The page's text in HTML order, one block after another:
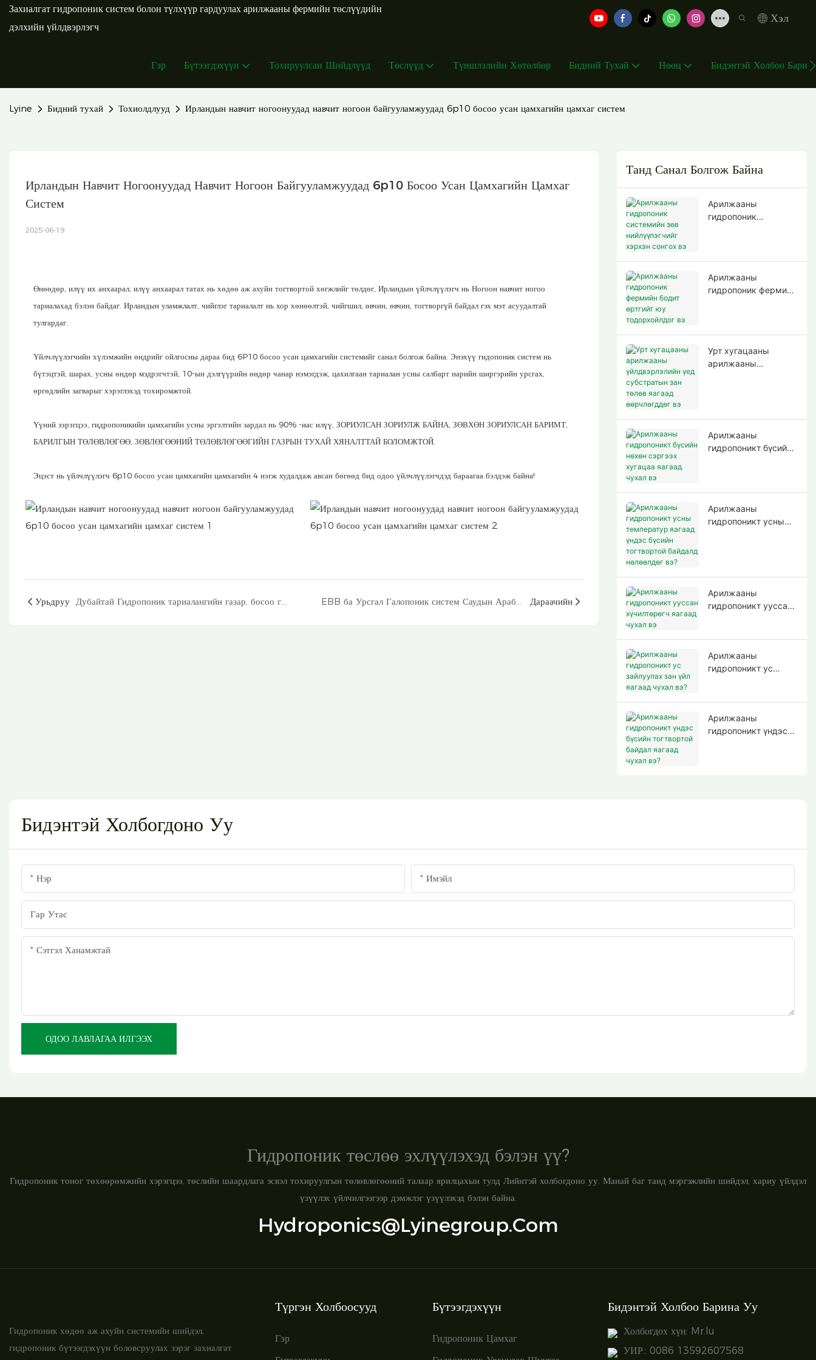
Захиалгат гидропоник систем болон түлхүүр гардуулах арилжааны фермийн төслүүдийн
дэлхийн үйлдвэрлэгч
Хэл
Гэр Бүтээгдэхүүн Тохируулсан Шийдлүүд Төслүүд Түншлэлийн Хөтөлбөр Бидний Тухай Нөөц Бидэнтэй Холбоо
Lyine Бидний тухай Тохиолдлууд Ирландын навчит ногоонуудад навчит ногоон байгууламжуудад 6p10 босоо усан цамхагийн цамхаг систем
Ирландын Навчит Ногоонуудад Навчит Ногоон Байгууламжуудад 6p10 Босоо Усан Цамхагийн Цамхаг
Систем
2025-06-19
Өнөөдөр, илүү их анхаарал, илүү анхаарал татах нь хөдөө аж ахуйн тогтвортой хөгжлийг төлдөг, Ирландын үйлчлүүлэгч нь Ногоон навчит ногоо
тариалахад бэлэн байдаг. Ирландын уламжлалт, чийглэг тариалалт нь хор хөнөөлтэй, чийгшил, өвчин, өвчин, тогтворгүй байдал гэх мэт асуудалтай
тулгардаг.
Үйлчлүүлэгчийн хүлэмжийн өндрийг ойлгосны дараа бид 6P10 босоо усан цамхагийн системийг санал болгож байна. Энэхүү гидопоник систем нь
бүтэцтэй, шарах, усны өндөр мэдрэгчтэй, 10-ын дэлгүүрийн өндөр чанар нэмэгдэж, цахилгаан тариалан усны салбарт нарийн ширгэрийн урсгах,
өргөдлийн загварыг хэрэглэхэд тохиромжтой.
Үүний зэрэгцээ, гидропоникийн цамхагийн усны эргэлтийн зардал нь 90% -иас илүү, ЗОРИУЛСАН ЗОРИУЛЖ БАЙНА, ЗӨВХӨН ЗОРИУЛСАН БАРИМТ,
БАРИЛГЫН ТӨЛӨВЛӨГӨӨ, ЗӨВЛӨГӨӨНИЙ ТӨЛӨВЛӨГӨӨГИЙН ГАЗРЫН ТУХАЙ ХЯНАЛТТАЙ БОЛОМЖТОЙ.
Эцэст нь үйлчлүүлэгч 6p10 босоо усан цамхагийн цамхагийн 4 нэгж худалдаж авсан бөгөөд бид одоо үйлчлүүлэгчдэд бараагаа бэлдэж байна!
Урьдруу Дубайтай Гидропоник тариалангийн газар, босоо гидропоник цамхаг, Голландын хувинтай EBB ба Урсгал Галопоник систем Саудын Араб дахь суулгацын үр ашгийг нэмэгдүүлдэг Дараачийн
Танд Санал Болгож Байна
Арилжааны
гидропоник
Арилжааны
гидропоник фермийн
Урт хугацааны
арилжааны
Арилжааны
гидропоникт бүсийн
Арилжааны
гидропоникт усны
Арилжааны
гидропоникт ууссан
Арилжааны
гидропоникт ус
Арилжааны
гидропоникт үндэс
Бидэнтэй Холбогдоно Уу
Нэр Имэйл
Гар Утас
Сэтгэл Ханамжтай
ОДОО ЛАВЛАГАА ИЛГЭЭХ
Гидропоник төслөө эхлүүлэхэд бэлэн үү?
Гидропоник тоног төхөөрөмжийн хэрэгцээ, төслийн шаардлага эсвэл тохируулгын төлөвлөгөөний талаар ярилцахын тулд Лийнтэй холбогдоно уу. Манай баг танд мэргэжлийн шийдэл, хариу үйлдэл
үзүүлэх үйлчилгээгээр дэмжлэг үзүүлэхэд бэлэн байна.
Hydroponics@lyinegroup.com
Гидропоник хөдөө аж ахуйн системийн шийдэл,
гидропоник бүтээгдэхүүн боловсруулах зэрэг захиалгат
Түргэн Холбоосууд
Гэр
Бүтээгдэхүүн
Гидропоник Цамхаг
Бидэнтэй Холбоо Барина Уу
Холбогдох хүн: Mr.lu
УИР.: 0086 13592607568